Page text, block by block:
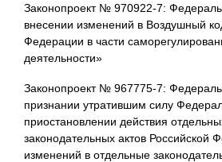
Законопроект № 970922-7:
внесении изменений в Воздушный
Федерации в части
деятельности»
Законопроект № 967775-7:
признании утратившим силу
приостановлении действия
законодательных актов Российской
изменений в отдельные